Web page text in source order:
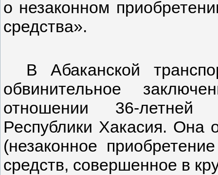
о незаконном
средства».
В Абаканской
обвинительное
отношении 36-летней
Республики Хакасия. Она
(незаконное
средств, совершенное в